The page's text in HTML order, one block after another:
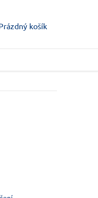
KOŠÍK
košík